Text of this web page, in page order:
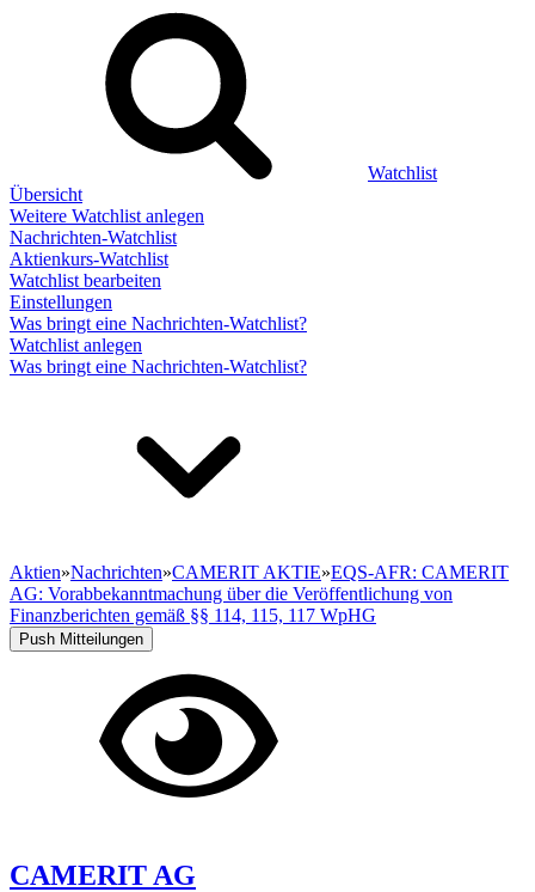
Watchlist
Übersicht
Weitere Watchlist anlegen
Nachrichten-Watchlist
Aktienkurs-Watchlist
Watchlist bearbeiten
Einstellungen
Was bringt eine Nachrichten-Watchlist?
Watchlist anlegen
Was bringt eine Nachrichten-Watchlist?
Aktien»Nachrichten»CAMERIT AKTIE»EQS-AFR: CAMERIT
AG: Vorabbekanntmachung über die Veröffentlichung von
Finanzberichten gemäß §§ 114, 115, 117 WpHG
Push Mitteilungen
CAMERIT AG